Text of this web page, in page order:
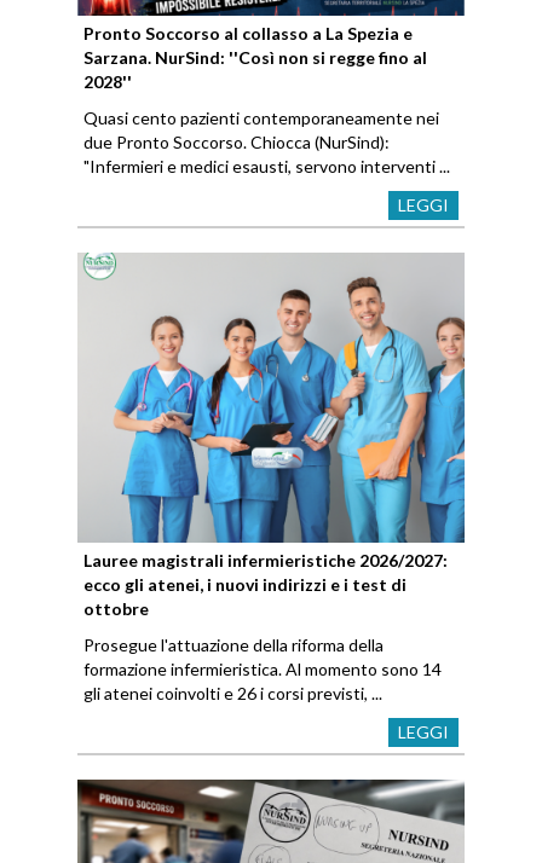
Pronto Soccorso al collasso a La Spezia e
Sarzana. NurSind: ''Così non si regge fino al
2028''
Quasi cento pazienti contemporaneamente nei
due Pronto Soccorso. Chiocca (NurSind):
"Infermieri e medici esausti, servono interventi ...
LEGGI
Lauree magistrali infermieristiche 2026/2027:
ecco gli atenei, i nuovi indirizzi e i test di
ottobre
Prosegue l'attuazione della riforma della
formazione infermieristica. Al momento sono 14
gli atenei coinvolti e 26 i corsi previsti, ...
LEGGI